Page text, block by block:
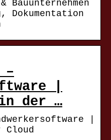
Bauunternehmen
Dokumentation
–
|
in der …
|
Cloud